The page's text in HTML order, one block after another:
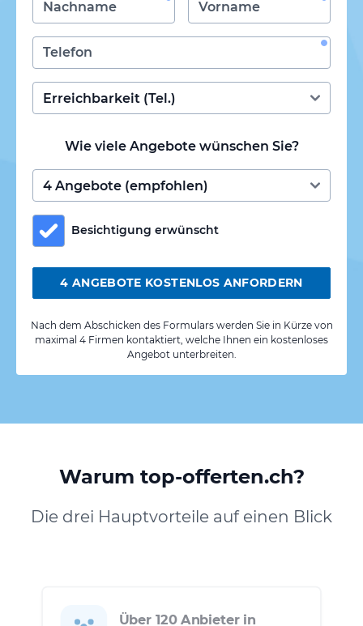
Wie viele Angebote wünschen Sie?
Besichtigung erwünscht
4 ANGEBOTE KOSTENLOS ANFORDERN
Nach dem Abschicken des Formulars werden Sie in Kürze von
maximal 4 Firmen kontaktiert, welche Ihnen ein kostenloses
Angebot unterbreiten.
Warum top-offerten.ch?
Die drei Hauptvorteile auf einen Blick
Über 120 Anbieter in